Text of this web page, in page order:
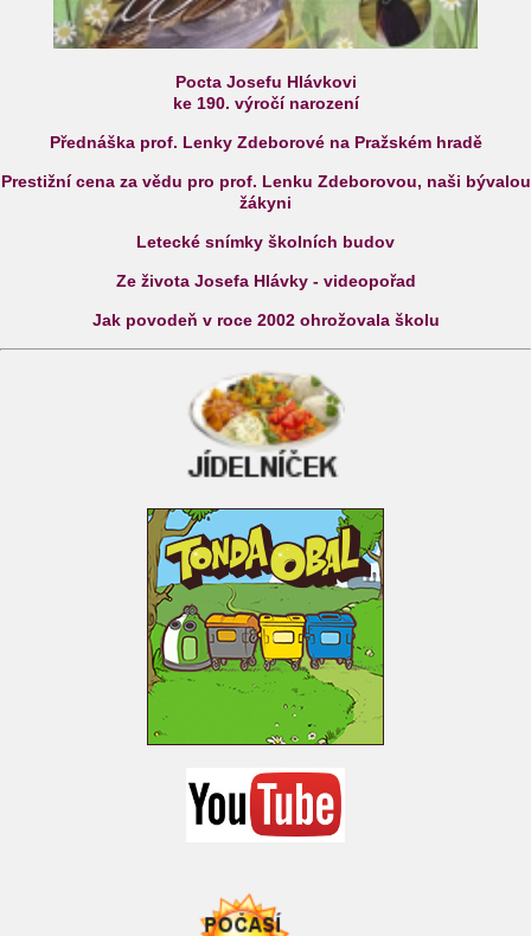
Pocta Josefu Hlávkovi
ke 190. výročí narození
Přednáška prof. Lenky Zdeborové na Pražském hradě
Prestižní cena za vědu pro prof. Lenku Zdeborovou, naši bývalou
žákyni
Letecké snímky školních budov
Ze života Josefa Hlávky - videopořad
Jak povodeň v roce 2002 ohrožovala školu